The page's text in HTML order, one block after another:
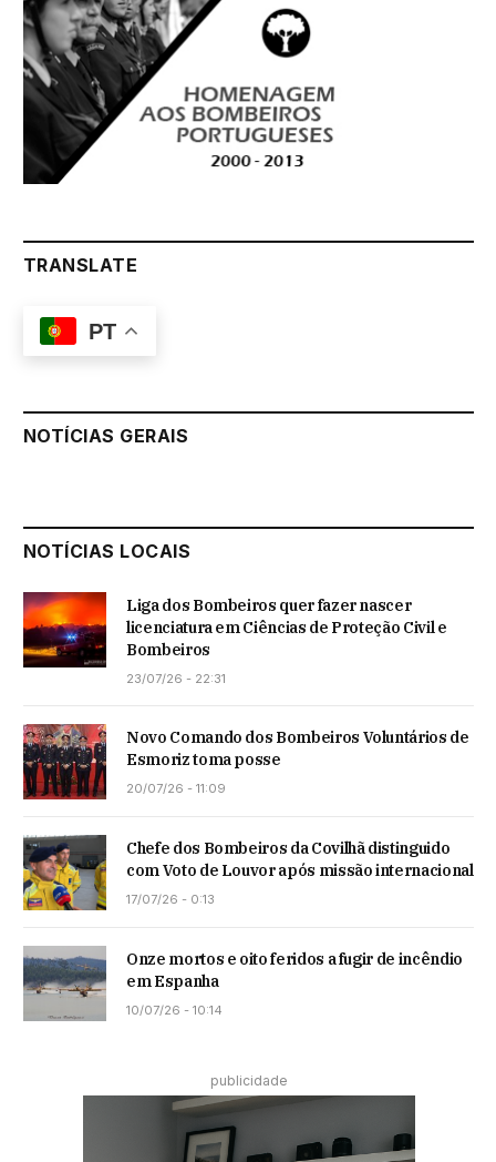
TRANSLATE
PT
NOTÍCIAS GERAIS
NOTÍCIAS LOCAIS
Liga dos Bombeiros quer fazer nascer
licenciatura em Ciências de Proteção Civil e
Bombeiros
23/07/26 - 22:31
Novo Comando dos Bombeiros Voluntários de
Esmoriz toma posse
20/07/26 - 11:09
Chefe dos Bombeiros da Covilhã distinguido
com Voto de Louvor após missão internacional
17/07/26 - 0:13
Onze mortos e oito feridos a fugir de incêndio
em Espanha
10/07/26 - 10:14
publicidade